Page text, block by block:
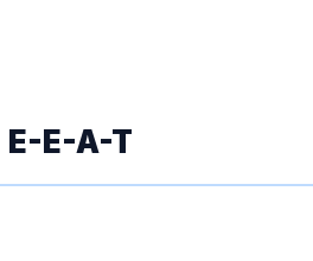
E-E-A-T